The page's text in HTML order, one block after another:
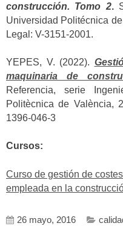
construcción. Tomo 2.
Universidad Politécnica
Legal: V-3151-2001.
YEPES, V. (2022).
maquinaria de
Referencia, serie
Politècnica de València,
1396-046-3
Cursos:
Curso de gestión de
empleada en la
26 mayo, 2016